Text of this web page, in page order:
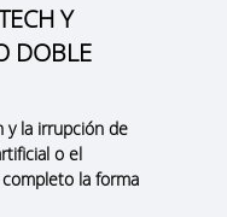
Y
DOBLE
y la irrupción de
o el
la forma